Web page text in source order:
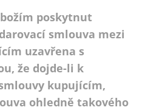
poskytnut
smlouva mezi
uzavřena s
že dojde-li k
kupujícím,
ohledně takového